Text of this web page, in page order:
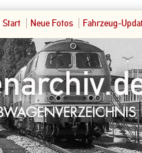
Start Neue Fotos Fahrzeug-